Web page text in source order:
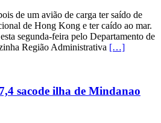
de um avião de carga ter saído de
de Hong Kong e ter caído ao mar.
segunda-feira pelo Departamento de
Região Administrativa […]
sacode ilha de Mindanao